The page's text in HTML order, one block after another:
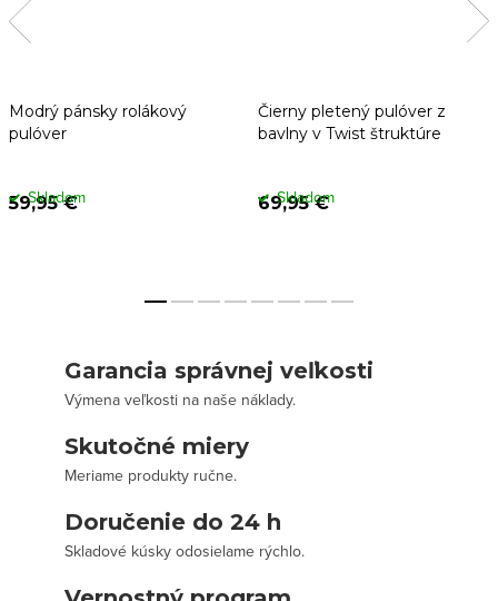
Modrý pánsky rolákový
pulóver
59,95 €
Skladom
Čierny pletený pulóver z
bavlny v Twist štruktúre
69,95 €
Skladom
Garancia správnej veľkosti
Výmena veľkosti na naše náklady.
Skutočné miery
Meriame produkty ručne.
Doručenie do 24 h
Skladové kúsky odosielame rýchlo.